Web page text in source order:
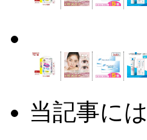
当記事に